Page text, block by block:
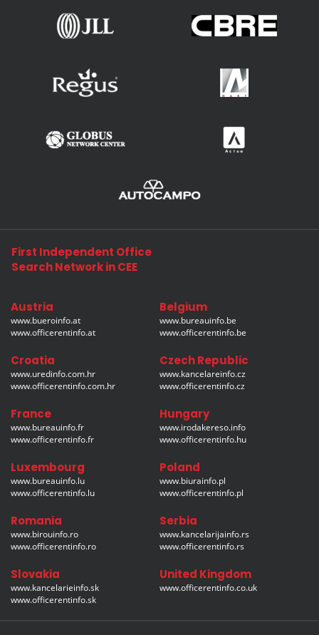
First Independent Office
Search Network in CEE
Austria
www.bueroinfo.at
www.officerentinfo.at
Belgium
www.bureauinfo.be
www.officerentinfo.be
Croatia
www.uredinfo.com.hr
www.officerentinfo.com.hr
Czech Republic
www.kancelareinfo.cz
www.officerentinfo.cz
France
www.bureauinfo.fr
www.officerentinfo.fr
Hungary
www.irodakereso.info
www.officerentinfo.hu
Luxembourg
www.bureauinfo.lu
www.officerentinfo.lu
Poland
www.biurainfo.pl
www.officerentinfo.pl
Romania
www.birouinfo.ro
www.officerentinfo.ro
Serbia
www.kancelarijainfo.rs
www.officerentinfo.rs
Slovakia
www.kancelarieinfo.sk
www.officerentinfo.sk
United Kingdom
www.officerentinfo.co.uk